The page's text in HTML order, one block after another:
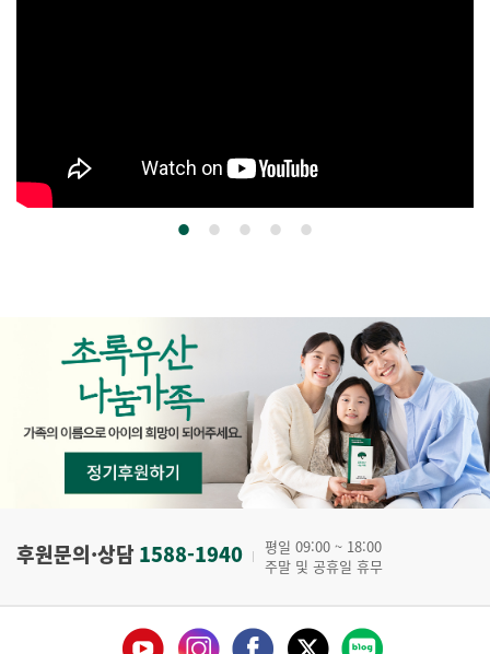
후원문의·상담1588-1940
평일 09:00 ~ 18:00
주말 및 공휴일 휴무